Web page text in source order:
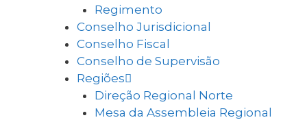
Regimento
Conselho Jurisdicional
Conselho Fiscal
Conselho de Supervisão
Regiões
Direção Regional Norte
Mesa da Assembleia Regional